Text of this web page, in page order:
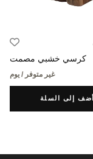
كرسي خشبي مصمت
غير متوفر / يوم
أضف إلى السلة